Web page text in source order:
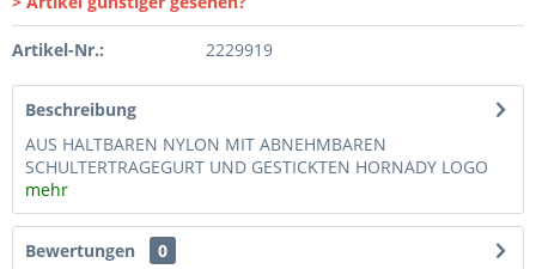
Artikel-Nr.: 2229919
Beschreibung
AUS HALTBAREN NYLON MIT ABNEHMBAREN
SCHULTERTRAGEGURT UND GESTICKTEN HORNADY LOGO
mehr
Bewertungen
0